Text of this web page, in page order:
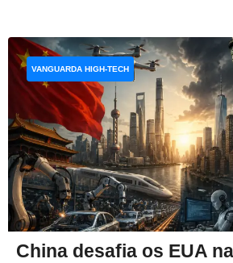
China desafia os EUA
VANGUARDA HIGH-TECH